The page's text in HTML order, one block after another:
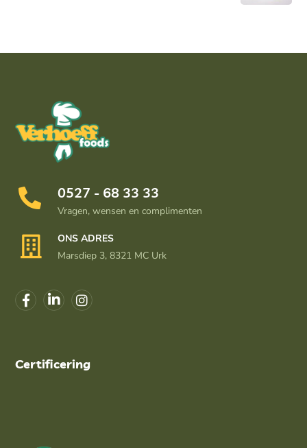
0527 - 68 33 33
Vragen, wensen en complimenten
ONS ADRES
Marsdiep 3, 8321 MC Urk
Certificering